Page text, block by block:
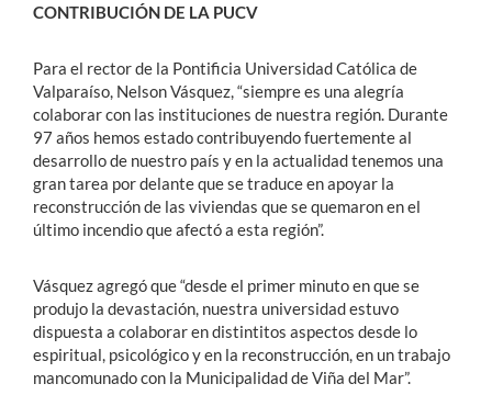
CONTRIBUCIÓN DE LA PUCV
Para el rector de la Pontificia Universidad Católica de
Valparaíso, Nelson Vásquez, “siempre es una alegría
colaborar con las instituciones de nuestra región. Durante
97 años hemos estado contribuyendo fuertemente al
desarrollo de nuestro país y en la actualidad tenemos una
gran tarea por delante que se traduce en apoyar la
reconstrucción de las viviendas que se quemaron en el
último incendio que afectó a esta región”.
Vásquez agregó que “desde el primer minuto en que se
produjo la devastación, nuestra universidad estuvo
dispuesta a colaborar en distintitos aspectos desde lo
espiritual, psicológico y en la reconstrucción, en un trabajo
mancomunado con la Municipalidad de Viña del Mar”.